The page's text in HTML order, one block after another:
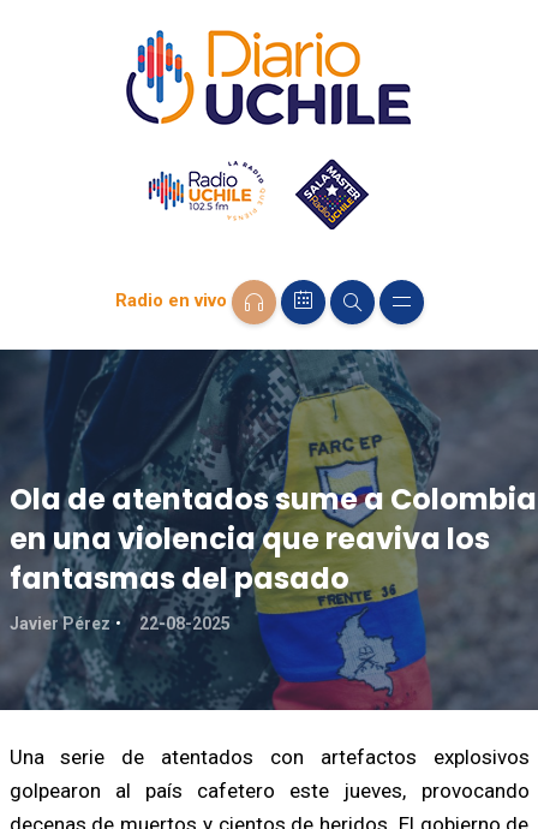
Radio en vivo
Ola de atentados sume a Colombia
en una violencia que reaviva los
fantasmas del pasado
Javier Pérez 22-08-2025
Una serie de atentados con artefactos explosivos
golpearon al país cafetero este jueves, provocando
decenas de muertos y cientos de heridos. El gobierno de